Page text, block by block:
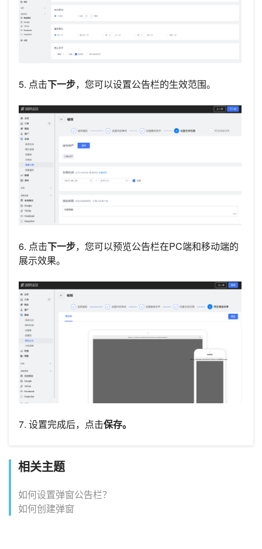
5. 点击下一步，您可以设置公告栏的生效范围。
6. 点击下一步，您可以预览公告栏在PC端和移动端的
展示效果。
7. 设置完成后，点击保存。
相关主题
如何设置弹窗公告栏？
如何创建弹窗